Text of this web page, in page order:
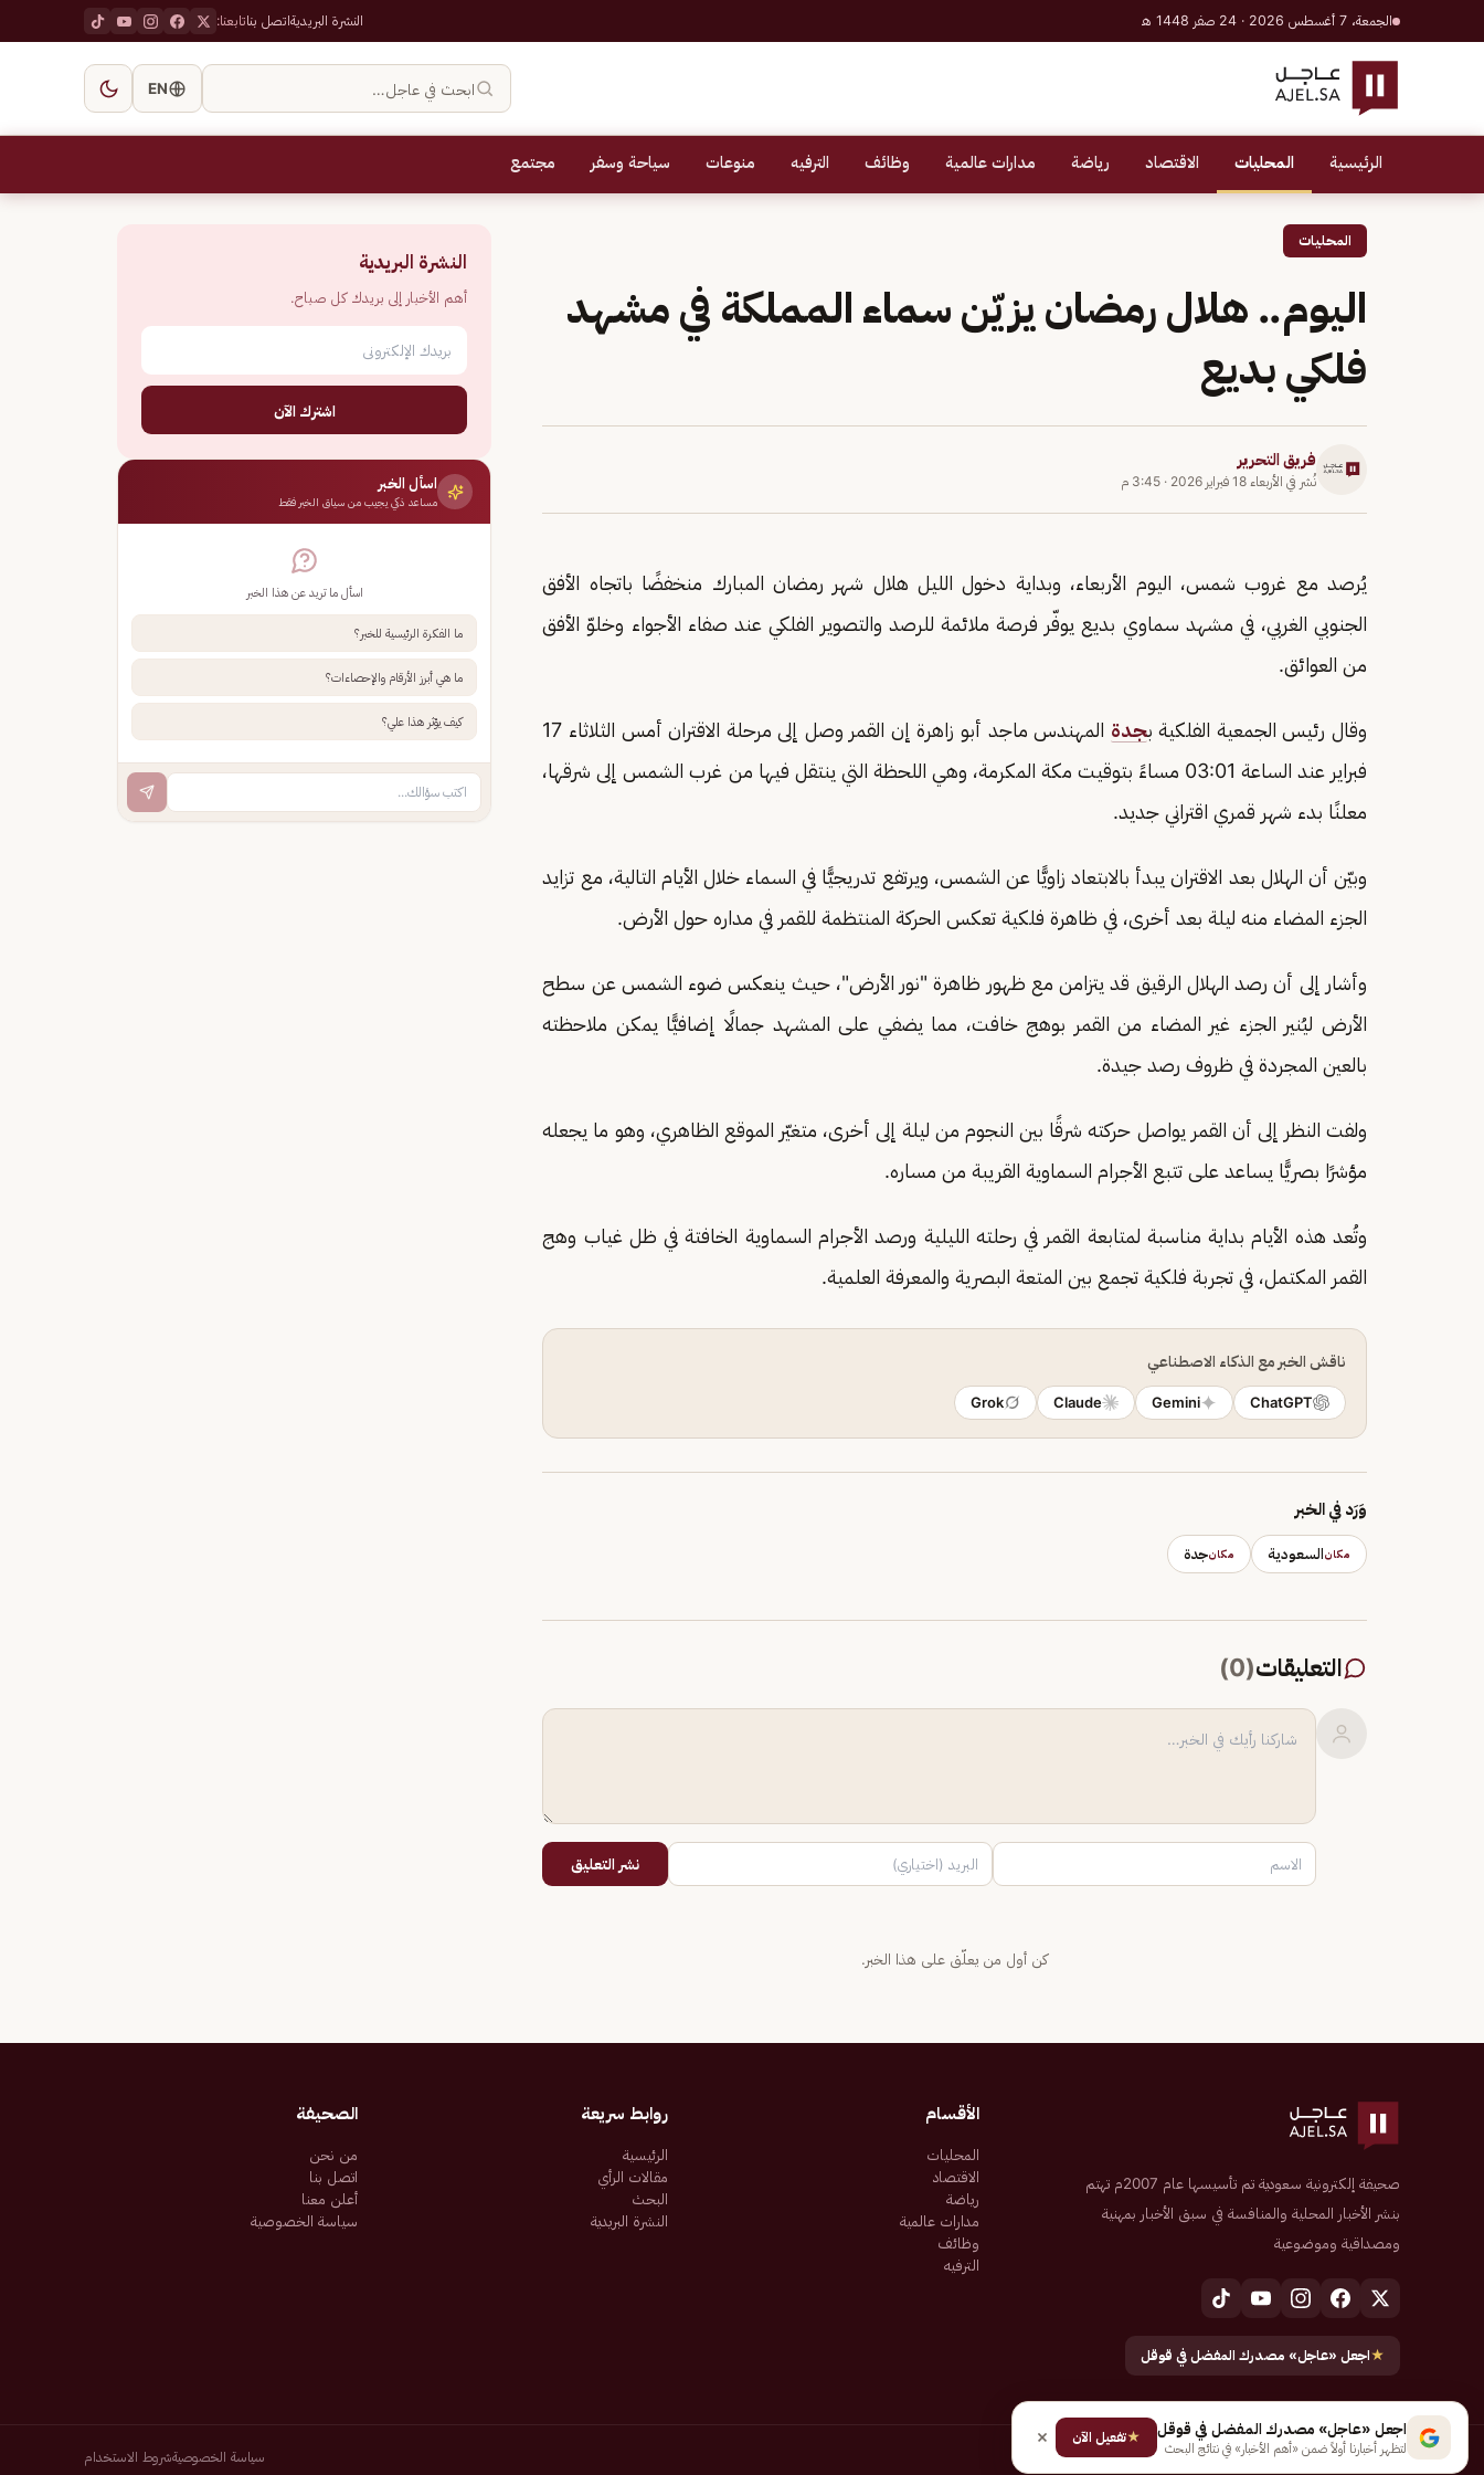
الجمعة، 7 أغسطس 2026 · 24 صفر 1448 هـ النشرة البريديةاتصل بناتابعنا:
ابحث في عاجل… EN
الرئيسية المحليات الاقتصاد رياضة مدارات عالمية وظائف الترفيه منوعات سياحة وسفر مجتمع
المحليات
اليوم.. هلال رمضان يزيّن سماء المملكة في مشهد
فلكي بديع
فريق التحرير
نُشر في الأربعاء 18 فبراير 2026 · 3:45 م
يُرصد مع غروب شمس، اليوم الأربعاء، وبداية دخول الليل هلال شهر رمضان المبارك منخفضًا باتجاه الأفق
الجنوبي الغربي، في مشهد سماوي بديع يوفّر فرصة ملائمة للرصد والتصوير الفلكي عند صفاء الأجواء وخلوّ الأفق
من العوائق.
وقال رئيس الجمعية الفلكية بجدة
المهندس ماجد أبو زاهرة إن القمر وصل إلى مرحلة الاقتران أمس الثلاثاء 17
فبراير عند الساعة 03:01 مساءً بتوقيت مكة المكرمة، وهي اللحظة التي ينتقل فيها من غرب الشمس إلى شرقها،
معلنًا بدء شهر قمري اقتراني جديد.
وبيّن أن الهلال بعد الاقتران يبدأ بالابتعاد زاويًّا عن الشمس، ويرتفع تدريجيًّا في السماء خلال الأيام التالية، مع تزايد
الجزء المضاء منه ليلة بعد أخرى، في ظاهرة فلكية تعكس الحركة المنتظمة للقمر في مداره حول الأرض.
وأشار إلى أن رصد الهلال الرقيق قد يتزامن مع ظهور ظاهرة "نور الأرض"، حيث ينعكس ضوء الشمس عن سطح
الأرض ليُنير الجزء غير المضاء من القمر بوهج خافت، مما يضفي على المشهد جمالًا إضافيًّا يمكن ملاحظته
بالعين المجردة في ظروف رصد جيدة.
ولفت النظر إلى أن القمر يواصل حركته شرقًا بين النجوم من ليلة إلى أخرى، متغيّر الموقع الظاهري، وهو ما يجعله
مؤشرًا بصريًّا يساعد على تتبع الأجرام السماوية القريبة من مساره.
وتُعد هذه الأيام بداية مناسبة لمتابعة القمر في رحلته الليلية ورصد الأجرام السماوية الخافتة في ظل غياب وهج
القمر المكتمل، في تجربة فلكية تجمع بين المتعة البصرية والمعرفة العلمية.
ناقش الخبر مع الذكاء الاصطناعي
ChatGPT
Gemini
Claude
Grok
وَرَد في الخبر
مكانالسعودية مكانجدة
التعليقات(
0
)
نشر التعليق
كن أول من يعلّق على هذا الخبر.
النشرة البريدية
أهم الأخبار إلى بريدك كل صباح.
اشترك الآن
اسأل الخبر
مساعد ذكي يجيب من سياق الخبر فقط
اسأل ما تريد عن هذا الخبر
ما الفكرة الرئيسية للخبر؟
ما هي أبرز الأرقام والإحصاءات؟
كيف يؤثر هذا علي؟
صحيفة إلكترونية سعودية تم تأسيسها عام 2007م تهتم
بنشر الأخبار المحلية والمنافسة في سبق الأخبار بمهنية
ومصداقية وموضوعية
★اجعل «عاجل» مصدرك المفضل في قوقل
الأقسام
المحليات
الاقتصاد
رياضة
مدارات عالمية
وظائف
الترفيه
روابط سريعة
الرئيسية
مقالات الرأي
البحث
النشرة البريدية
الصحيفة
من نحن
اتصل بنا
أعلن معنا
سياسة الخصوصية
جميع الحقوق محفوظة لـ شركة إيجاز للنشر الإلكتروني المالكة لصحيفة عاجل سياسة الخصوصيةشروط الاستخدام
اجعل «عاجل» مصدرك المفضل في قوقل
لتظهر أخبارنا أولاً ضمن «أهم الأخبار» في نتائج البحث
★تفعيل الآن